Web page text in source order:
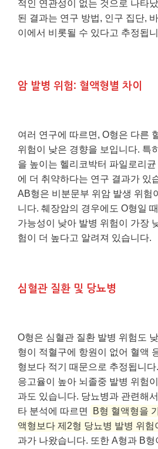
적인 연관성이 없는 것으로 나타
된 결과는 연구 방법, 인구 집단,
이에서 비롯될 수 있다고 추정됩
암 발병 위험: 혈액형별 차이
여러 연구에 따르면, O형은 다른
위험이 낮은 경향을 보입니다. 특
을 높이는 헬리코박터 파일로리
에 더 취약하다는 연구 결과가 있
AB형은 비분문부 위암 발생 위험
니다. 췌장암의 경우에도 O형일
가능성이 낮아 발병 위험이 가장
험이 더 높다고 알려져 있습니다.
심혈관 질환 및 당뇨병
O형은 심혈관 질환 발병 위험도
형이 적혈구에 항원이 없어 혈액
형보다 적기 때문으로 추정됩니
응고율이 높아 뇌졸중 발병 위험
과도 있습니다. 당뇨병과 관련해
타 분석에 따르면
B형 혈액형을
액형보다 제2형 당뇨병 발병 위험
과가 나왔습니다. 또한 A형과 B